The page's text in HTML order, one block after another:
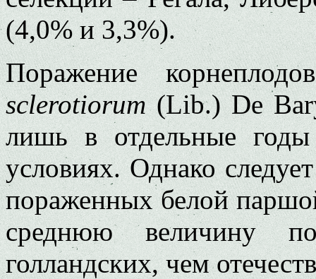
(4,0% и 3,3%).
Поражение
sclerotiorum(Lib.) De
лишь в отдельные
условиях. Однако
пораженных белой
среднюю величину
голландских, чем